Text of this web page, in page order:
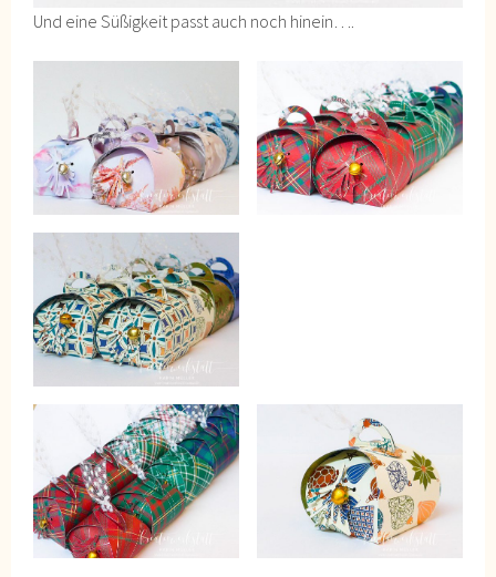
Und eine Süßigkeit passt auch noch hinein….